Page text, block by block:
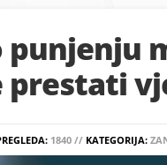
prestati
1840 // KATEGORIJA: